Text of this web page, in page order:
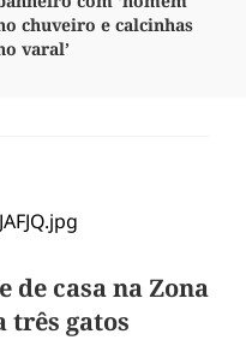
chuveiro e calcinhas
varal’
casa na Zona
três gatos